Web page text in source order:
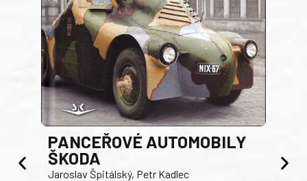
PANCEŘOVÉ AUTOMOBILY
ŠKODA
Jaroslav Špitálský, Petr Kadlec